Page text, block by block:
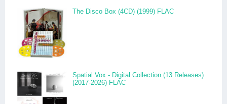
The Disco Box (4CD) (1999) FLAC
Spatial Vox - Digital Collection (13 Releases)
(2017-2026) FLAC